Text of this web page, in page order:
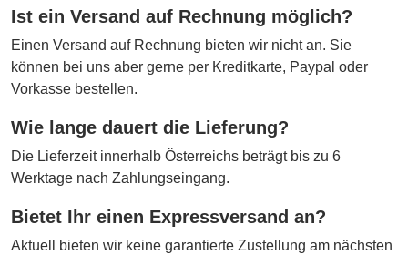
Ist ein Versand auf Rechnung möglich?
Einen Versand auf Rechnung bieten wir nicht an. Sie
können bei uns aber gerne per Kreditkarte, Paypal oder
Vorkasse bestellen.
Wie lange dauert die Lieferung?
Die Lieferzeit innerhalb Österreichs beträgt bis zu 6
Werktage nach Zahlungseingang.
Bietet Ihr einen Expressversand an?
Aktuell bieten wir keine garantierte Zustellung am nächsten